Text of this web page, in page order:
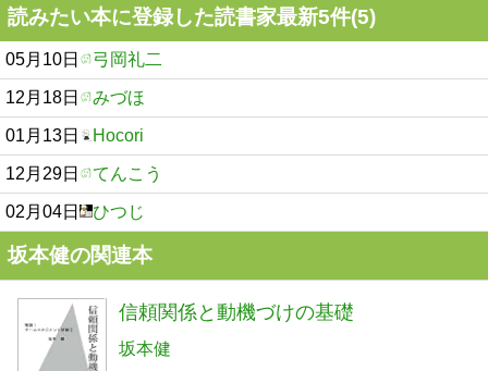
読みたい本に登録した読書家最新5件(5)
05月10日 弓岡礼二
12月18日 みづほ
01月13日 Hocori
12月29日 てんこう
02月04日 ひつじ
坂本健の関連本
信頼関係と動機づけの基礎
坂本健